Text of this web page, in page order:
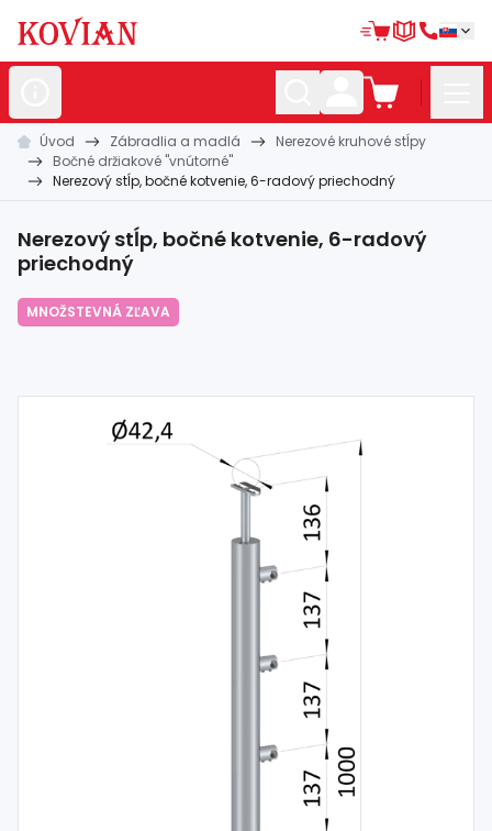
Nerezovépolotovary
Hliníkovépolotovary
Kovanépolotovary
Zábradlia a madlá
Bránovésystémy
záhrada
Úvod Zábradlia a madlá
Nerezové kruhové stĺpy
Bočné držiakové "vnútorné"
Nerezový stĺp, bočné kotvenie, 6-radový priechodný
Nerezový stĺp, bočné kotvenie, 6-radový
priechodný
MNOŽSTEVNÁ ZĽAVA